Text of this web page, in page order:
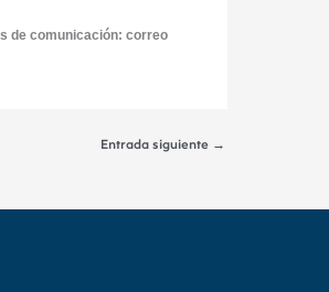
de comunicación: correo
Entrada siguiente →